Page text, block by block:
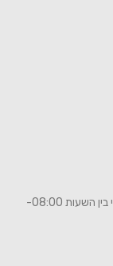
שעות הפעילות של בית המרקחת : בימי ראשון עד חמישי בין השעות 08:00-